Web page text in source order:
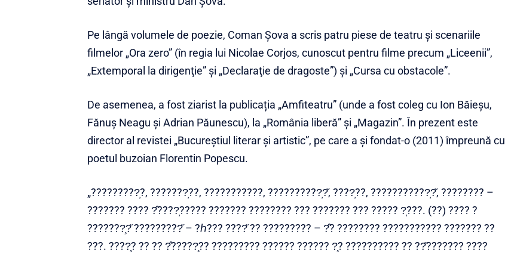
Pe lângă volumele de poezie, Coman Șova a scris patru piese de teatru și scenariile
filmelor „Ora zero” (în regia lui Nicolae Corjos, cunoscut pentru filme precum „Liceenii”,
„Extemporal la dirigenţie” şi „Declaraţie de dragoste”) și „Cursa cu obstacole”.
De asemenea, a fost ziarist la publicația „Amfiteatru” (unde a fost coleg cu Ion Băieșu,
Fănuș Neagu și Adrian Păunescu), la „România liberă” și „Magazin”. În prezent este
director al revistei „Bucureștiul literar și artistic”, pe care a și fondat-o (2011) împreună cu
poetul buzoian Florentin Popescu.
„?????????̦?, ???????̦??, ???????????, ??????????̦?̆, ????̦??, ???????????̦?̆, ???????? –
??????? ???? ?̂????̦????? ??????? ???????? ??? ??????? ??? ????? ?̦???. (??) ???? ?
???????̧?̆ ?????????̆ – ?ℎ??? ????̆ ?? ????????? – ?̂? ???????? ??????????? ??????? ??
???. ????̧? ?? ?? ?̂?????̧?? ????????? ?????? ?????? ?̧? ?????????? ?? ??̆??????? ????